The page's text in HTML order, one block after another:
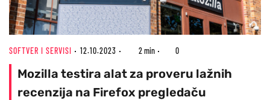
SOFTVER I SERVISI 12.10.2023 2 min 0
Mozilla testira alat za proveru lažnih
recenzija na Firefox pregledaču